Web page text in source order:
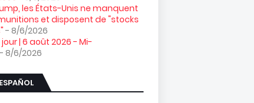
les États-Unis ne manquent
et disposent de "stocks
- 8/6/2026
jour | 6 août 2026 - Mi-
- 8/6/2026